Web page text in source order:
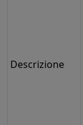
Descrizione